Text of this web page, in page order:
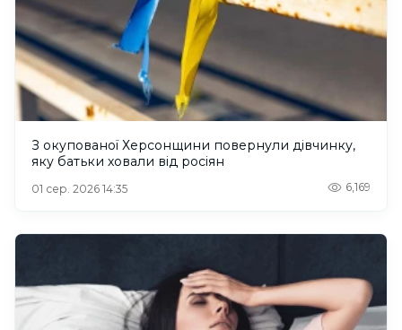
З окупованої Херсонщини повернули дівчинку,
яку батьки ховали від росіян
01 сер. 2026 14:35 6,169